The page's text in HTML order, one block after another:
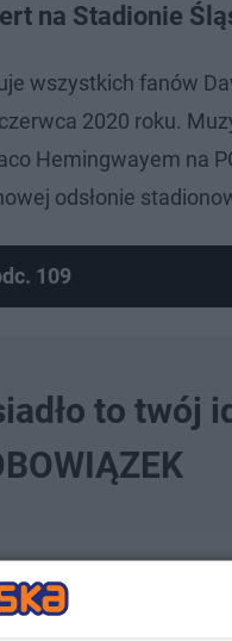
na Stadionie
wszystkich fanów
2020 roku.
Hemingwayem na
odsłonie
109
to twój
objawił się